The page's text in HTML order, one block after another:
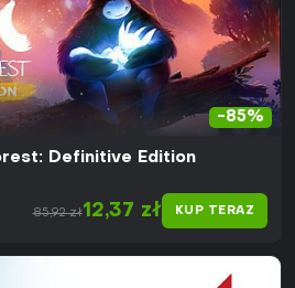
-85%
Definitive Edition
85,92 zł12,37 zł KUP TERAZ